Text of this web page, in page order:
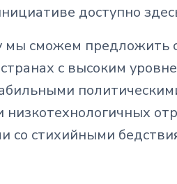
доступно
мы сможем предложить
с высоким
низкотехнологичных
со стихийными